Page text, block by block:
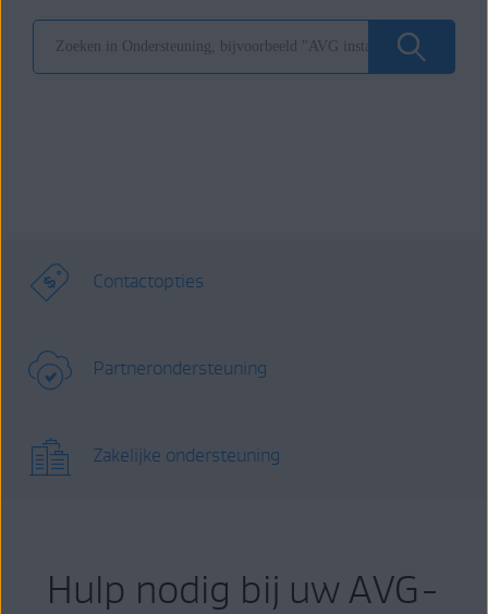
Contactopties
Partnerondersteuning
Zakelijke ondersteuning
Hulp nodig bij uw AVG-